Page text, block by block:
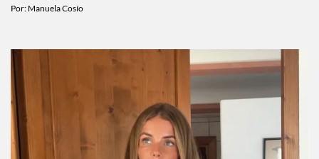
Por: Manuela Cosío